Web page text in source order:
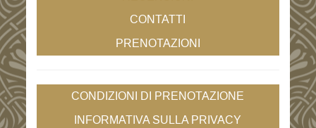
CONTATTI
PRENOTAZIONI
CONDIZIONI DI PRENOTAZIONE
INFORMATIVA SULLA PRIVACY